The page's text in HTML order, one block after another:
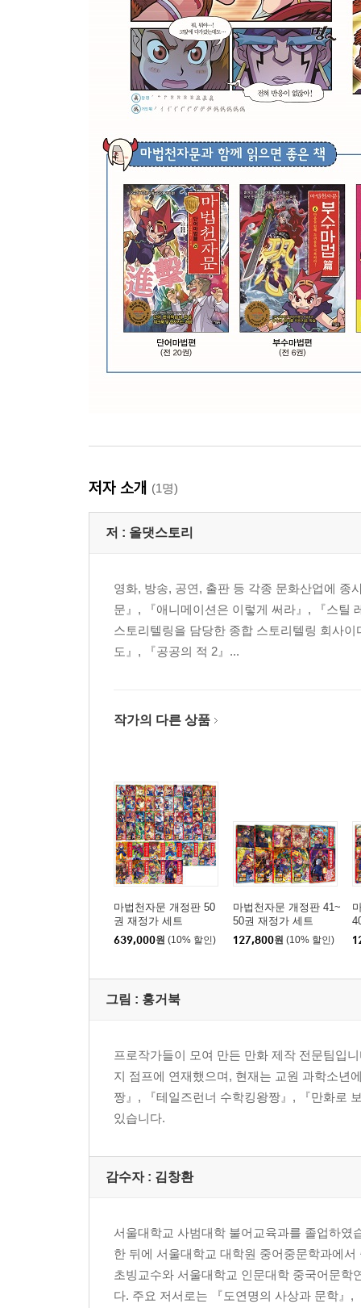
저자 소개 (1명)
저 : 올댓스토리
영화, 방송, 공연, 출판 등 각종 문화산업에 종
문』, 『애니메이션은 이렇게 써라』, 『스틸
스토리텔링을 담당한 종합 스토리텔링 회사
도』, 『공공의 적 2』...
작가의 다른 상품
마법천자문 개정판 50
권 재정가 세트
639,000원 (10% 할인)
마법천자문 개정판 41~
50권 재정가 세트
127,800원 (10% 할인)
그림 : 홍거북
프로작가들이 모여 만든 만화 제작 전문팀입
지 점프에 연재했으며, 현재는 교원 과학소년
짱』, 『테일즈런너 수학킹왕짱』, 『만화로
있습니다.
감수자 : 김창환
서울대학교 사범대학 불어교육과를 졸업하
한 뒤에 서울대학교 대학원 중어중문학과에
초빙교수와 서울대학교 인문대학 중국어문
다. 주요 저서로는 『도연명의 사상과 문학』,